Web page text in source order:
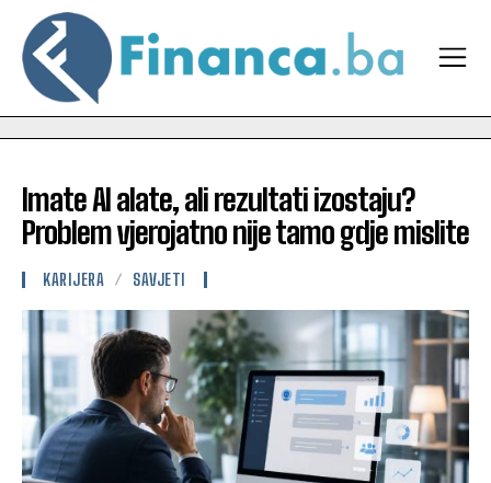
Imate AI alate, ali rezultati izostaju?
Problem vjerojatno nije tamo gdje mislite
KARIJERA SAVJETI